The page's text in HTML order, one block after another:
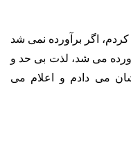
اگر برآورده نمی شد
می شد، لذت بی حد و
می دادم و اعلام می